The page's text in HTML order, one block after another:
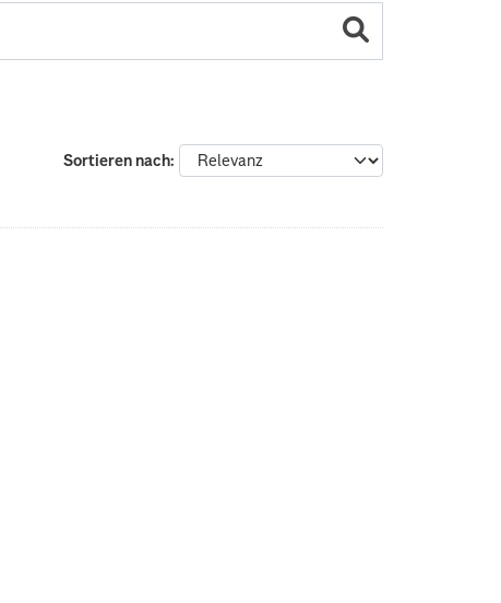
Sortieren nach